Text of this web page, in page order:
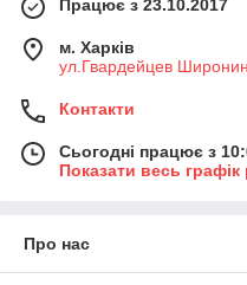
Працює з 23.10.2017
м. Харків
ул.Гвардейцев
Контакти
Сьогодні працює з
Показати весь графік
Про нас